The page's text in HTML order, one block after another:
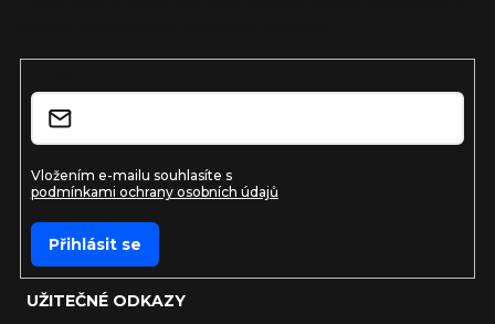
UŽITEČNÉ ODKAZY
Vložením e-mailu souhlasíte s
podmínkami ochrany osobních údajů
Přihlásit se